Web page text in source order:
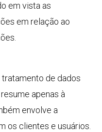
em vista as
em relação ao
de dados
apenas à
envolve a
os clientes e usuários.